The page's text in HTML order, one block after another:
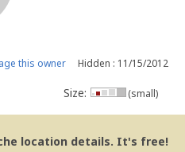
this owner Hidden : 11/15/2012
Size: (small)
location details. It's free!